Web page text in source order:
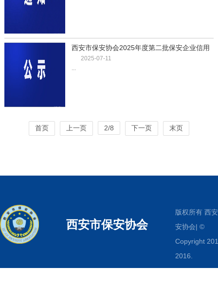
西安市保安协会2025年度第二批保安企业信用
评价结果公示
2025-07-11
...
首页 上一页 2/8 下一页 末页
西安市保安协会
版权所有 西
安协会| ©
Copyright
2016.